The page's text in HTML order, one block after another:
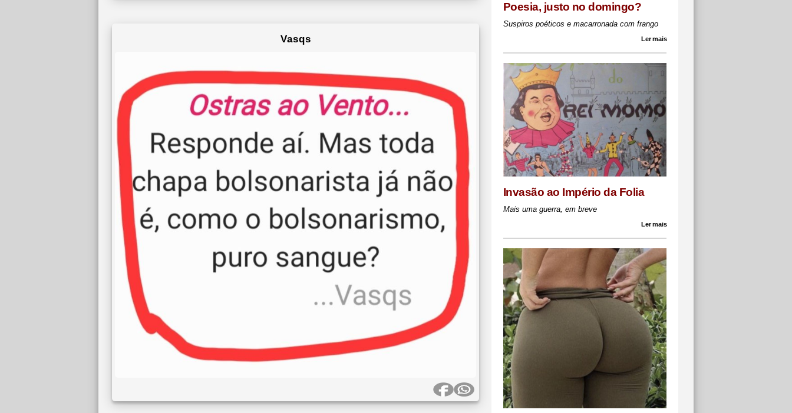
Vasqs
Poesia, justo no domingo?
Suspiros poéticos e macarronada com frango
Ler mais
Invasão ao Império da Folia
Mais uma guerra, em breve
Ler mais